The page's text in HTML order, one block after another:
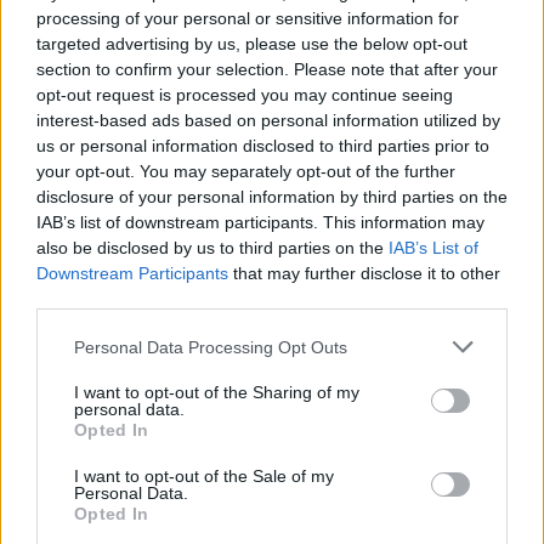
processing of your personal or sensitive information for
targeted advertising by us, please use the below opt-out
section to confirm your selection. Please note that after your
opt-out request is processed you may continue seeing
interest-based ads based on personal information utilized by
us or personal information disclosed to third parties prior to
your opt-out. You may separately opt-out of the further
disclosure of your personal information by third parties on the
IAB’s list of downstream participants. This information may
also be disclosed by us to third parties on the IAB’s List of
Downstream Participants that may further disclose it to other
Please note that this website/app uses one or more Google
not limited to your visit or usage behaviour. You may click to
grant or deny consent to Google and its third-party tags to
use your data for below specified purposes in below Google
consent section.
Personal Data Processing Opt Outs
I want to opt-out of the Sharing of my
personal data.
Opted In
I want to opt-out of the Sale of my
Personal Data.
Opted In
Első aberuházás: minden olyan kiadás, ami
vállalkozásod elindításához kell. Ide jön többek
között a cégalapítás költsége, honlapod elkészítése,
induláshoz szükséges árukészlet, számítógép,
irodabérlet, stb.
Második körben azállandó havi kiadásaidat
szedd össze: fizetések, azok közterhei, bérleti díj,
rezsi, könyvelés, reklám, ügyvéd, árukészlet,
alapanyag költsége, stb.
különbözete után adót kell fizetned. Ennek mértékét
meghatározni. Nyereséged után (ha van)
nyereségadót, míg árbevételed, ill. annak egy része